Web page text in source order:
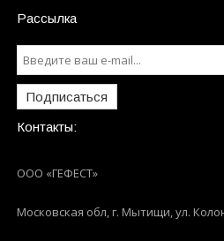
Рассылка
Подписаться
Контакты:
ООО «ГЕФЕСТ»
Московская обл, г. Мытищи,ул.